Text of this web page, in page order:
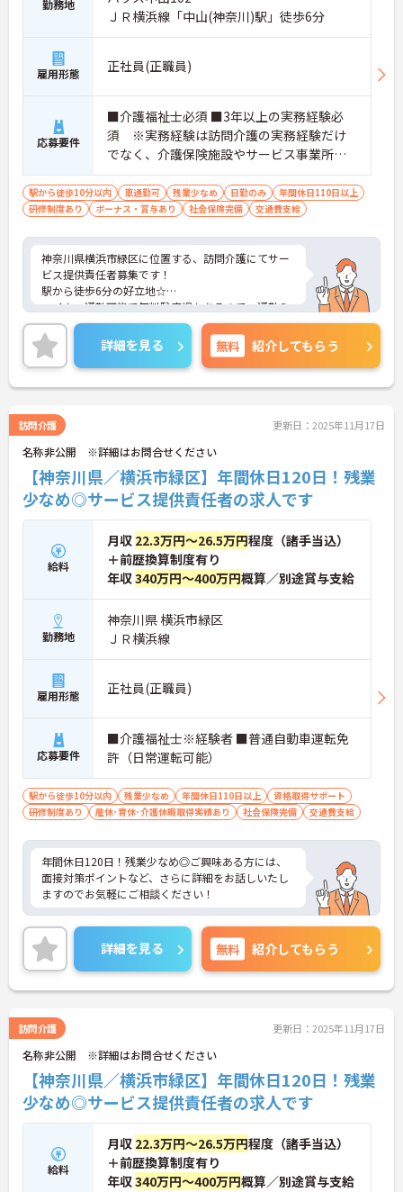
勤務地
ＪＲ横浜線「中山(神奈川)駅」徒歩6分
雇用形態 正社員(正職員)
応募要件
■介護福祉士必須 ■3年以上の実務経験必
須 ※実務経験は訪問介護の実務経験だけ
でなく、介護保険施設やサービス事業所
（デイサービス等）での実務経験を含む
駅から徒歩10分以内 車通勤可 残業少なめ 日勤のみ
年間休日110日以上
研修制度あり
ボーナス・賞与あり 社会保険完備 交通費支給
神奈川県横浜市緑区に位置する、訪問介護にてサー
ビス提供責任者募集です！
駅から徒歩6分の好立地☆
マイカー通勤可能で無料駐車場もあるので、通勤ら
くらくです◎
ご興味のある方には、面接対策ポイントなど、さら
に詳細をご案内しますのでお気軽にご相談くださ
い！
詳細を見る 無料 紹介してもらう
訪問介護 更新日：2025年11月17日
名称非公開 ※詳細はお問合せください
【神奈川県／横浜市緑区】年間休日120日！残業
少なめ◎サービス提供責任者の求人です
給料
月収 22.3万円～26.5万円程度（諸手当込）
＋前歴換算制度有り
年収340万円～400万円概算／別途賞与支給
勤務地
神奈川県 横浜市緑区
ＪＲ横浜線
雇用形態 正社員(正職員)
応募要件
■介護福祉士※経験者 ■普通自動車運転免
許（日常運転可能）
駅から徒歩10分以内 残業少なめ 年間休日110日以上
資格取得サポート
研修制度あり
産休･育休･介護休暇取得実績あり 社会保険完備 交通費支給
年間休日120日！残業少なめ◎ご興味ある方には、
面接対策ポイントなど、さらに詳細をお話しいたし
ますのでお気軽にご相談ください！
詳細を見る 無料 紹介してもらう
訪問介護 更新日：2025年11月17日
名称非公開 ※詳細はお問合せください
【神奈川県／横浜市緑区】年間休日120日！残業
少なめ◎サービス提供責任者の求人です
給料
月収 22.3万円～26.5万円程度（諸手当込）
＋前歴換算制度有り
年収340万円～400万円概算／別途賞与支給